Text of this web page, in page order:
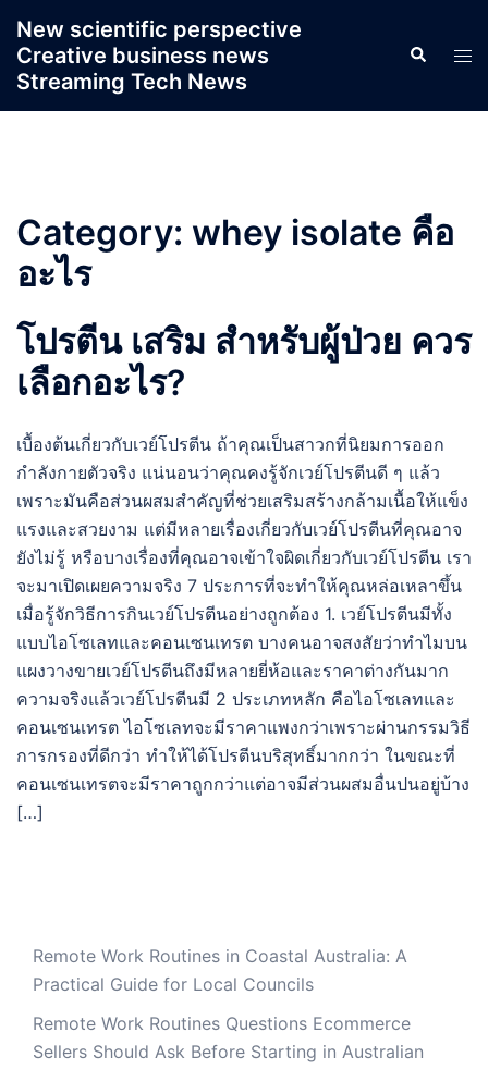
content
New scientific perspective
Creative business news
Streaming Tech News
Search
Category: whey isolate คือ
อะไร
โปรตีน เสริม สำหรับผู้ป่วย ควร
เลือกอะไร?
เบื้องต้นเกี่ยวกับเวย์โปรตีน ถ้าคุณเป็นสาวกที่นิยมการออก
กำลังกายตัวจริง แน่นอนว่าคุณคงรู้จักเวย์โปรตีนดี ๆ แล้ว
เพราะมันคือส่วนผสมสำคัญที่ช่วยเสริมสร้างกล้ามเนื้อให้แข็ง
แรงและสวยงาม แต่มีหลายเรื่องเกี่ยวกับเวย์โปรตีนที่คุณอาจ
ยังไม่รู้ หรือบางเรื่องที่คุณอาจเข้าใจผิดเกี่ยวกับเวย์โปรตีน เรา
จะมาเปิดเผยความจริง 7 ประการที่จะทำให้คุณหล่อเหลาขึ้น
เมื่อรู้จักวิธีการกินเวย์โปรตีนอย่างถูกต้อง 1. เวย์โปรตีนมีทั้ง
แบบไอโซเลทและคอนเซนเทรต บางคนอาจสงสัยว่าทำไมบน
แผงวางขายเวย์โปรตีนถึงมีหลายยี่ห้อและราคาต่างกันมาก
ความจริงแล้วเวย์โปรตีนมี 2 ประเภทหลัก คือไอโซเลทและ
คอนเซนเทรต ไอโซเลทจะมีราคาแพงกว่าเพราะผ่านกรรมวิธี
การกรองที่ดีกว่า ทำให้ได้โปรตีนบริสุทธิ์มากกว่า ในขณะที่
คอนเซนเทรตจะมีราคาถูกกว่าแต่อาจมีส่วนผสมอื่นปนอยู่บ้าง
[…]
Remote Work Routines in Coastal Australia: A
Practical Guide for Local Councils
Remote Work Routines Questions Ecommerce
Sellers Should Ask Before Starting in Australian